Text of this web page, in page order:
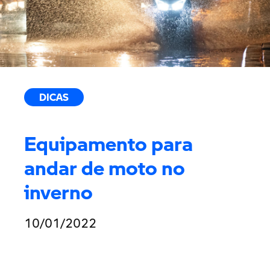
Campanhas
Oficinas
DICAS
Equipamento para
andar de moto no
inverno
10/01/2022